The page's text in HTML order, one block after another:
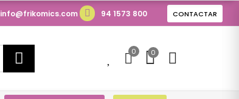
info@frikomics.com 94 1573 800 CONTACTAR
0 0